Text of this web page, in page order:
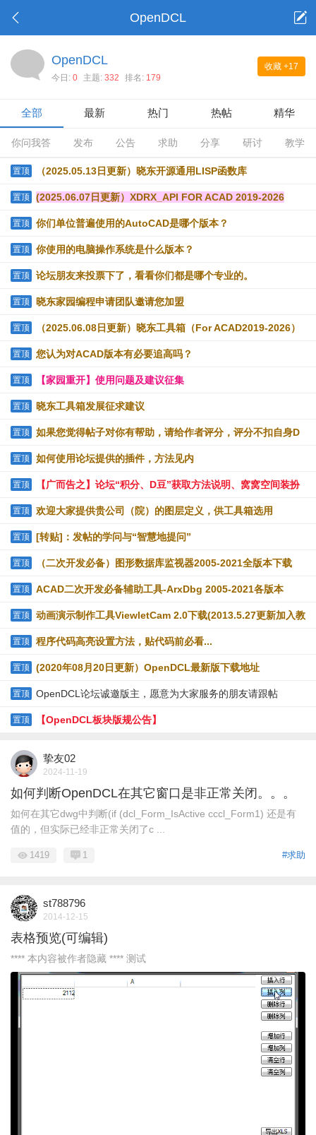
OpenDCL
收藏 +17
OpenDCL
今日: 0 主题: 332 排名: 179
全部 最新 热门 热帖 精华
你问我答 发布 公告 求助 分享 研讨 教学
置顶 （2025.05.13日更新）晓东开源通用LISP函数库
置顶 (2025.06.07日更新）XDRX_API FOR ACAD 2019-2026
置顶 你们单位普遍使用的AutoCAD是哪个版本？
置顶 你使用的电脑操作系统是什么版本？
置顶 论坛朋友来投票下了，看看你们都是哪个专业的。
置顶 晓东家园编程申请团队邀请您加盟
置顶 （2025.06.08日更新）晓东工具箱（For ACAD2019-2026）
提供下载
置顶 您认为对ACAD版本有必要追高吗？
置顶 【家园重开】使用问题及建议征集
置顶 晓东工具箱发展征求建议
置顶 如果您觉得帖子对你有帮助，请给作者评分，评分不扣自身D
豆
置顶 如何使用论坛提供的插件，方法见内
置顶 【广而告之】论坛“积分、D豆”获取方法说明、窝窝空间装扮
技巧
置顶 欢迎大家提供贵公司（院）的图层定义，供工具箱选用
置顶 [转贴]：发帖的学问与“智慧地提问”
置顶 （二次开发必备）图形数据库监视器2005-2021全版本下载
置顶 ACAD二次开发必备辅助工具-ArxDbg 2005-2021各版本
置顶 动画演示制作工具ViewletCam 2.0下载(2013.5.27更新加入教
程）
置顶 程序代码高亮设置方法，贴代码前必看...
置顶 (2020年08月20日更新）OpenDCL最新版下载地址
（9.0.6.1）
置顶 OpenDCL论坛诚邀版主，愿意为大家服务的朋友请跟帖
置顶 【OpenDCL板块版规公告】
挚友02
2024-11-19
如何判断OpenDCL在其它窗口是非正常关闭。。。
如何在其它dwg中判断(if (dcl_Form_IsActive cccl_Form1) 还是有
值的，但实际已经非正常关闭了c ...
#求助
1419 1
st788796
2014-12-15
表格预览(可编辑)
**** 本内容被作者隐藏 **** 测试